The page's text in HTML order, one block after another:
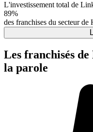
L'investissement total de
89%
des franchises du secteur
Les franchisés
la parole